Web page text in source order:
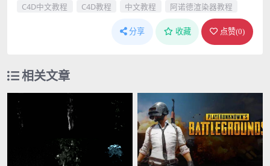
C4D中文教程
C4D教程 中文教程 阿诺德渲染器教程
分享 收藏 点赞(0)
相关文章